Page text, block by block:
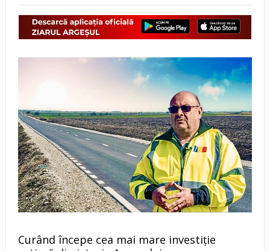
Curând începe cea mai mare investiție